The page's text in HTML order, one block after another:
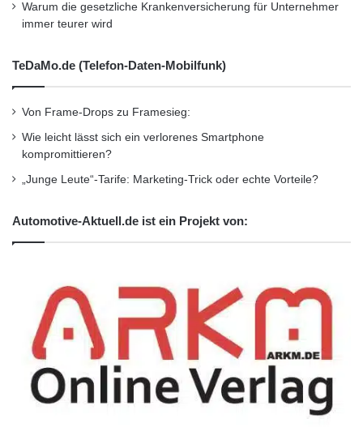
Warum die gesetzliche Krankenversicherung für Unternehmer
immer teurer wird
TeDaMo.de (Telefon-Daten-Mobilfunk)
Von Frame-Drops zu Framesieg:
Wie leicht lässt sich ein verlorenes Smartphone
kompromittieren?
„Junge Leute“-Tarife: Marketing-Trick oder echte Vorteile?
Automotive-Aktuell.de ist ein Projekt von: